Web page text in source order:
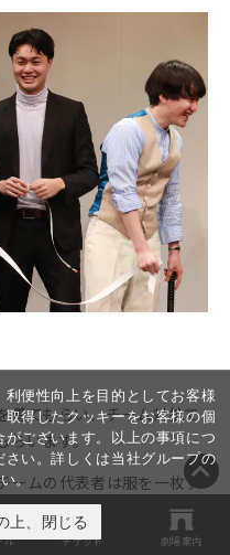
着てもらい、チーム対抗で
らいます。
ームの代表者は服を一枚ず
ムの代表者を
ります！
ル チケット 劇場案内
便性向上を目的としてお客様
得したクッキーをお客様の個
ございます。以上の事項につ
い。詳しくは当社グループの
。
上、閉じる